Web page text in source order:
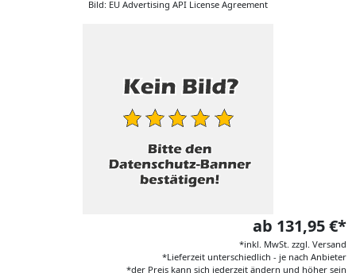
Bild: EU Advertising API License Agreement
ab 131,95 €*
*inkl. MwSt. zzgl. Versand
*Lieferzeit unterschiedlich - je nach Anbieter
*der Preis kann sich jederzeit ändern und höher sein